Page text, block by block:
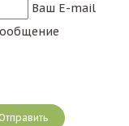
Ваш E-mail